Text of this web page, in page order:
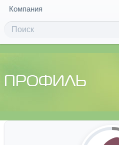
Компания
ПРОФИЛЬ